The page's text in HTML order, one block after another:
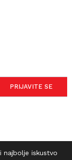
najbolje iskustvo